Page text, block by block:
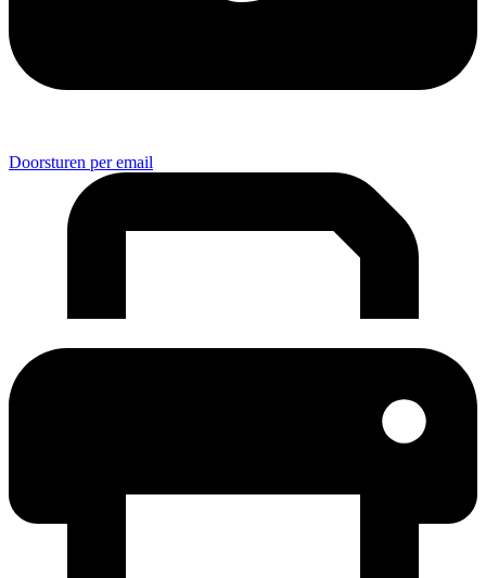
Doorsturen per email